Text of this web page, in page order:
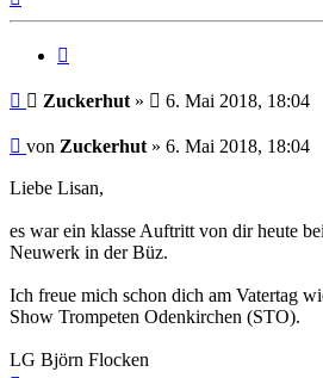
Beitrag
Zuckerhut »
6. Mai 2018, 18:04
Beitrag
von Zuckerhut » 6. Mai 2018, 18:04
Liebe Lisan,
es war ein klasse Auftritt von dir heute
Neuwerk in der Büz.
Ich freue mich schon dich am Vatertag
Show Trompeten Odenkirchen (STO).
LG Björn Flocken